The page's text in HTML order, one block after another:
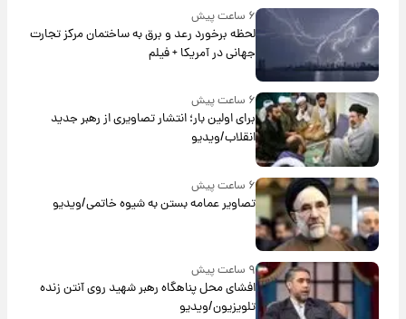
۶ ساعت پیش
لحظه برخورد رعد و برق به ساختمان مرکز تجارت
جهانی در آمریکا + فیلم
۶ ساعت پیش
برای اولین بار؛ انتشار تصاویری از رهبر جدید
انقلاب/ویدیو
۶ ساعت پیش
تصاویر عمامه بستن به شیوه خاتمی/ویدیو
۹ ساعت پیش
افشای محل پناهگاه‌ رهبر شهید روی آنتن زنده
تلویزیون/ویدیو